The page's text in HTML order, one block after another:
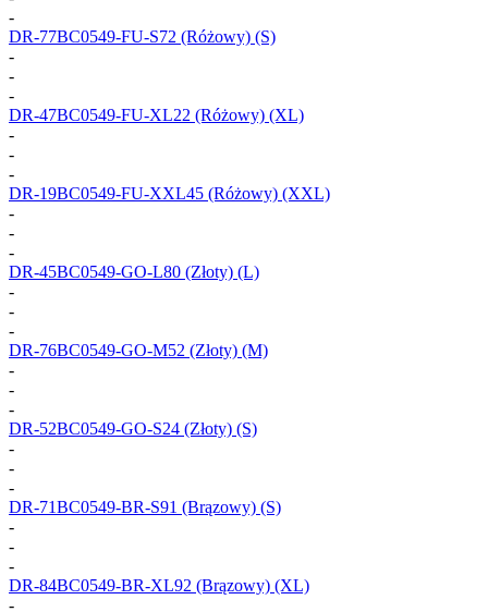
-
DR-77BC0549-FU-S72 (Różowy) (S)
-
-
-
DR-47BC0549-FU-XL22 (Różowy) (XL)
-
-
-
DR-19BC0549-FU-XXL45 (Różowy) (XXL)
-
-
-
DR-45BC0549-GO-L80 (Złoty) (L)
-
-
-
DR-76BC0549-GO-M52 (Złoty) (M)
-
-
-
DR-52BC0549-GO-S24 (Złoty) (S)
-
-
-
DR-71BC0549-BR-S91 (Brązowy) (S)
-
-
-
DR-84BC0549-BR-XL92 (Brązowy) (XL)
-